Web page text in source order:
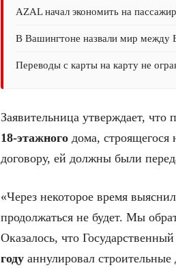
AZAL начал экономить на
В Вашингтоне назвали мир между
Переводы с карты на карту не
Заявительница утверждает, что
18-этажного дома, строящегося
договору, ей должны были
«Через некоторое время
продолжаться не будет. Мы
Оказалось, что
году аннулировал строительные